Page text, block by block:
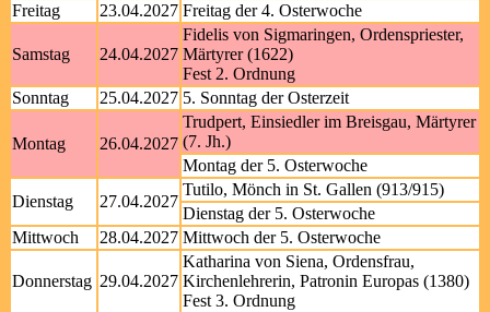
Freitag
23.04.2027 Freitag der 4. Osterwoche
Samstag 24.04.2027
Fidelis von Sigmaringen, Ordenspriester,
Märtyrer (1622)
Fest 2. Ordnung
Sonntag
25.04.2027 5. Sonntag der Osterzeit
Montag 26.04.2027
Trudpert, Einsiedler im Breisgau, Märtyrer
(7. Jh.)
Montag der 5. Osterwoche
Dienstag
27.04.2027
Tutilo, Mönch in St. Gallen (913/915)
Dienstag der 5. Osterwoche
Mittwoch
28.04.2027 Mittwoch der 5. Osterwoche
Donnerstag 29.04.2027
Katharina von Siena, Ordensfrau,
Kirchenlehrerin, Patronin Europas (1380)
Fest 3. Ordnung